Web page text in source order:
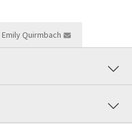
Emily Quirmbach